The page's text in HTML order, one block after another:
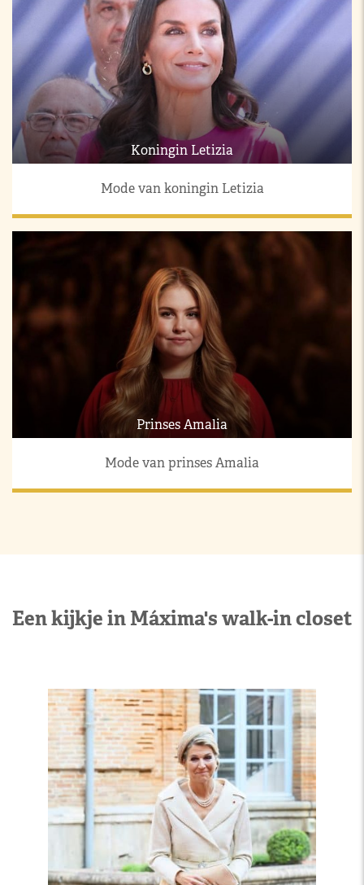
Koningin Letizia
Mode van koningin Letizia
Prinses Amalia
Mode van prinses Amalia
Een kijkje in Máxima's walk-in closet